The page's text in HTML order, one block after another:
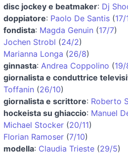
disc jockey e beatmaker: Dj
doppiatore: Paolo De Santis (17/
fondista: Magda Genuin (17/7)
Jochen Strobl (24/2)
Marianna Longa (26/8)
ginnasta: Andrea Coppolino (19/
giornalista e conduttrice
Toffanin (26/10)
giornalista e scrittore: Roberto
hockeista su ghiaccio: Manuel
Michael Stocker (20/11)
Florian Ramoser (7/10)
modella: Claudia Trieste (29/5)